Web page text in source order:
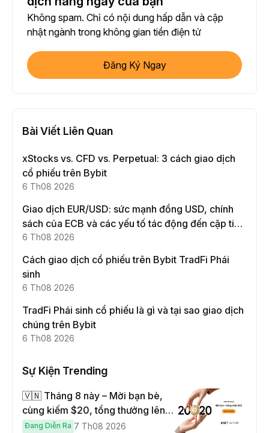
Không spam. Chỉ có nội dung hấp dẫn và cập
nhật ngành trong không gian tiền điện tử
Đăng Ký Ngay
Bài Viết Liên Quan
xStocks vs. CFD vs. Perpetual: 3 cách giao dịch
cổ phiếu trên Bybit
6 Th08 2026
Giao dịch EUR/USD: sức mạnh đồng USD, chính
sách của ECB và các yếu tố tác động đến cặp tiền
này
6 Th08 2026
Cách giao dịch cổ phiếu trên Bybit TradFi Phái
sinh
6 Th08 2026
TradFi Phái sinh cổ phiếu là gì và tại sao giao dịch
chúng trên Bybit
6 Th08 2026
Sự Kiện Trending
🇻🇳 Tháng 8 này – Mời bạn bè,
cùng kiếm $20, tổng thưởng lên
đến $1,000
Đang Diễn Ra 7 Th08 2026